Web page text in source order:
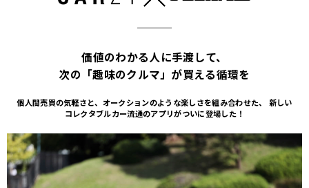
価値のわかる人に手渡して、
次の「趣味のクルマ」が買える循環を
個人間売買の気軽さと、オークションのような楽しさを組み合わせた、
新しい
コレクタブルカー流通のアプリがついに登場した！